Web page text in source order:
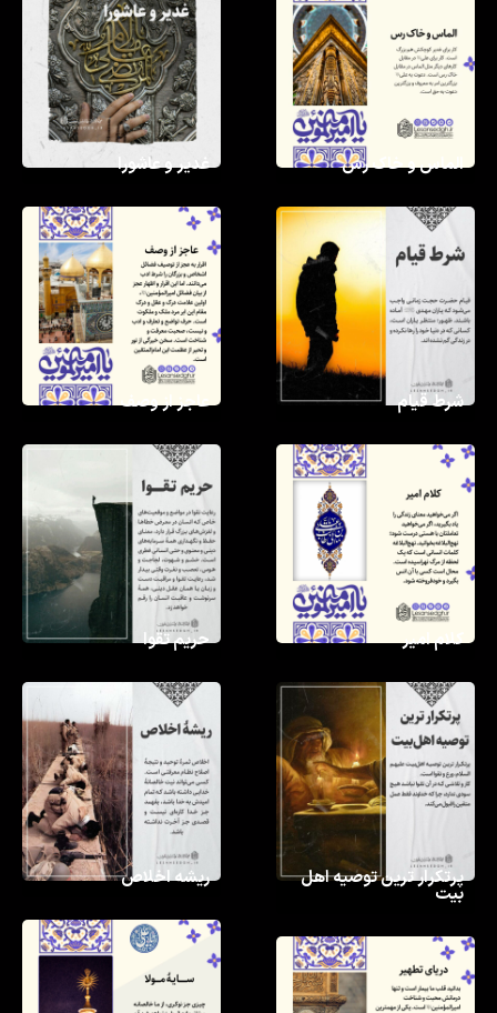
الماس و خاک رس غدیر و عاشورا
شرط قیام عاجز از وصف
کلام امیر حریم تقوا
پرتکرار ترین توصیه اهل
بیت
ریشه اخلاص